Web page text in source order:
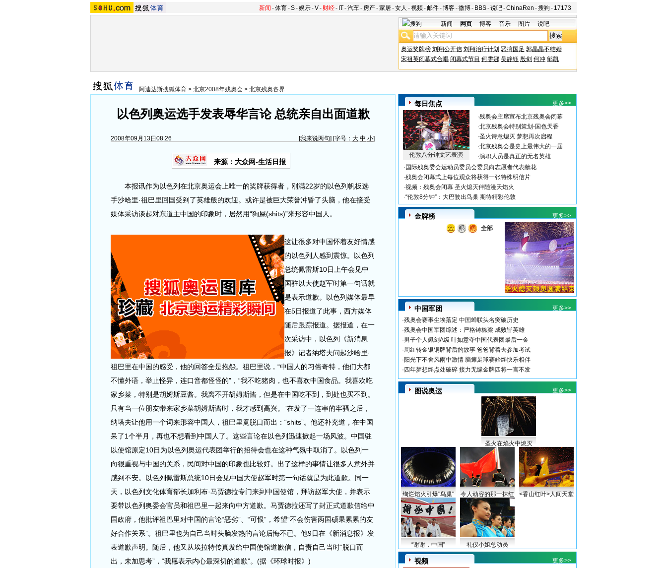
新闻 -体育-S-娱乐-V- 财经- IT-汽车- 房产-家居-女人 -视频-邮件-博客-微博- BBS-说吧-ChinaRen -搜狗 - 17173
新闻 网页 博客 音乐 图片 说吧
奥运奖牌榜 刘翔公开信 刘翔治疗计划 恶搞国足 郭晶晶不结婚
宋祖英闭幕式合唱 闭幕式节目 何雯娜 吴静钰 殷剑 何冲 邹凯
阿迪达斯搜狐体育 > 北京2008年残奥会 > 北京残奥各界
以色列奥运选手发表辱华言论 总统亲自出面道歉
2008年09月13日08:26 [我来说两句] [字号： 大 中 小]
来源：大众网-生活日报
本报讯作为以色列在北京奥运会上唯一的奖牌获得者，刚满22岁的以色列帆板选
手沙哈里·祖巴里回国受到了英雄般的欢迎。或许是被巨大荣誉冲昏了头脑，他在接受
媒体采访谈起对东道主中国的印象时，居然用“狗屎(shits)”来形容中国人。
这让很多对中国怀着友好情感
的以色列人感到震惊。以色列
总统佩雷斯10日上午会见中
国驻以大使赵军时第一句话就
是表示道歉。以色列媒体最早
在5日报道了此事，西方媒体
随后跟踪报道。据报道，在一
次采访中，以色列《新消息
报》记者纳塔夫问起沙哈里·
祖巴里在中国的感受，他的回答全是抱怨。祖巴里说，“中国人的习俗奇特，他们大都
不懂外语，举止怪异，连口音都怪怪的”，“我不吃猪肉，也不喜欢中国食品。我喜欢吃
家乡菜，特别是胡姆斯豆酱。我离不开胡姆斯酱，但是在中国吃不到，到处也买不到。
只有当一位朋友带来家乡菜胡姆斯酱时，我才感到高兴。”在发了一连串的牢骚之后，
纳塔夫让他用一个词来形容中国人，祖巴里竟脱口而出：“shits”。他还补充道，在中国
呆了1个半月，再也不想看到中国人了。这些言论在以色列迅速掀起一场风波。中国驻
以使馆原定10日为以色列奥运代表团举行的招待会也在这种气氛中取消了。以色列一
向很重视与中国的关系，民间对中国的印象也比较好。出了这样的事情让很多人意外并
感到不安。以色列佩雷斯总统10日会见中国大使赵军时第一句话就是为此道歉。同一
天，以色列文化体育部长加利布·马贾德拉专门来到中国使馆，拜访赵军大使，并表示
要带以色列奥委会官员和祖巴里一起来向中方道歉。马贾德拉还写了封正式道歉信给中
国政府，他批评祖巴里对中国的言论“恶劣”、“可恨”，希望“不会伤害两国硕果累累的友
好合作关系”。祖巴里也为自己当时头脑发热的言论后悔不已。他9日在《新消息报》发
表道歉声明。随后，他又从埃拉特传真发给中国使馆道歉信，自责自己当时“脱口而
出，未加思考”，“我愿表示内心最深切的道歉”。(据《环球时报》)
每日焦点 更多>>
伦敦八分钟文艺表演
·残奥会主席宣布北京残奥会闭幕
·北京残奥会特别策划-国色天香
·圣火诗意熄灭 梦想再次启程
·北京残奥会是史上最伟大的一届
·演职人员是真正的无名英雄
· 国际残奥委会运动员委员会委员向志愿者代表献花
·残奥会闭幕式上每位观众将获得一张特殊明信片
·视频：残奥会闭幕 圣火熄灭伴随漫天焰火
·“伦敦8分钟”：大巴驶出鸟巢 期待精彩伦敦
金牌榜
更多>>
全部
中国军团
更多>>
·残奥会赛事尘埃落定 中国蝉联头名突破历史
·残奥会中国军团综述：严格铸栋梁 成败皆英雄
·男子个人佩剑A级 叶如意夺中国代表团最后一金
·周红转金银铜牌背后的故事 爸爸背着去参加考试
·阳光下不舍风雨中激情 脑瘫足球赛始终快乐相伴
· 四年梦想终点处破碎 接力无缘金牌四将一言不发
图说奥运 更多>>
圣火在焰火中熄灭
绚烂焰火引爆"鸟巢" 令人动容的那一抹红 <香山红叶>人间天堂
“谢谢，中国” 礼仪小姐总动员
视频 更多>>